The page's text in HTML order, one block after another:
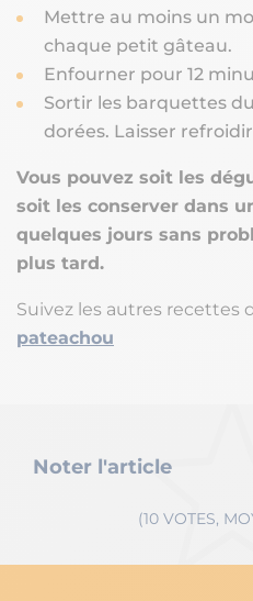
Mettre au moins un
chaque petit gâteau.
Enfourner pour 12
Sortir les barquettes
dorées. Laisser
Vous pouvez soit les
soit les conserver dans
quelques jours sans
plus tard.
Suivez les autres recettes
pateachou
Noter l'article
(10 VOTES,